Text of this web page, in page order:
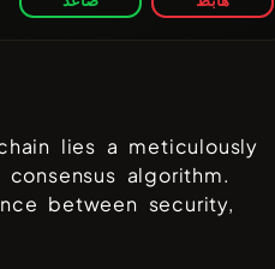
lies a meticulously
algorithm.
between security,